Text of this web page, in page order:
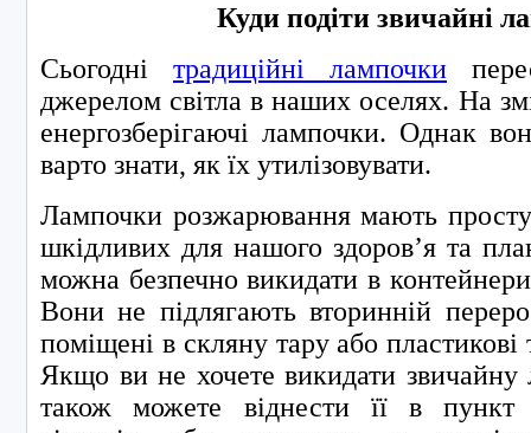
Куди подіти звичайні
Сьогодні традиційні лампочки
джерелом світла в наших оселях. На
енергозберігаючі лампочки. Однак
варто знати, як їх утилізовувати.
Лампочки розжарювання мають просту
шкідливих для нашого здоров’я та
можна безпечно викидати в
Вони не підлягають вторинній
поміщені в скляну тару або пластикові
Якщо ви не хочете викидати
також можете віднести її в пункт